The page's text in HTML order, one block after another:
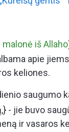
malonė iš
apie
keliones.
saugumo
- jie buvo
ir vasaros